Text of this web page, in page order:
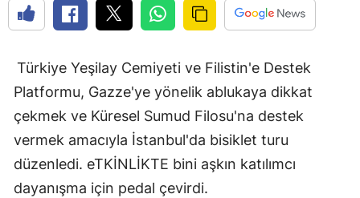
Türkiye Yeşilay Cemiyeti ve Filistin'e Destek
Platformu, Gazze'ye yönelik ablukaya dikkat
çekmek ve Küresel Sumud Filosu'na destek
vermek amacıyla İstanbul'da bisiklet turu
düzenledi. eTKİNLİKTE bini aşkın katılımcı
dayanışma için pedal çevirdi.